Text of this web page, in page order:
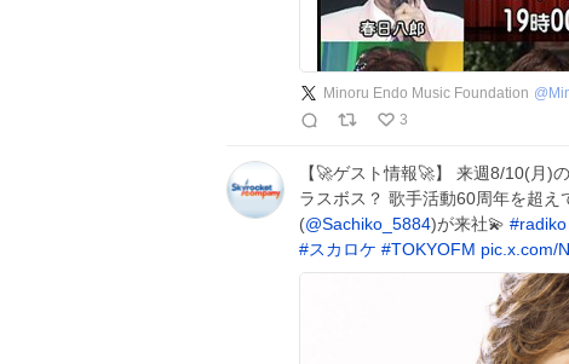
Minoru Endo Music Foundation @
3
【🚀ゲスト情報🚀】 来週8/10(月)の
ラスボス？ 歌手活動60周年を超え
(@Sachiko_5884)が来社💫 #radiko
#スカロケ #TOKYOFM pic.x.com/